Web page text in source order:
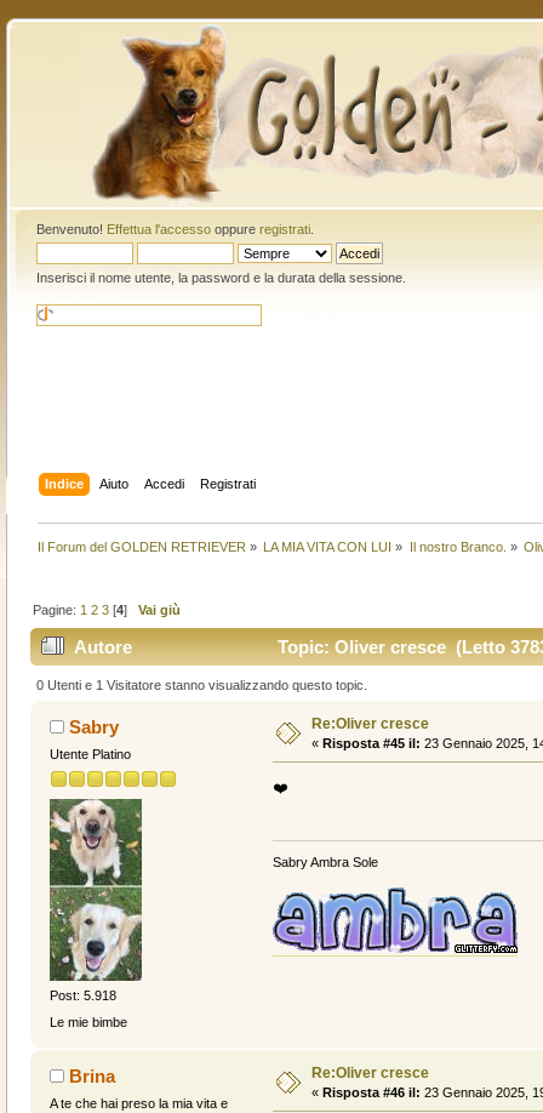
Benvenuto! Effettua l'accessooppure registrati.
Inserisci il nome utente, la password e la durata della sessione.
Indice Aiuto Accedi Registrati
Il Forum del GOLDEN RETRIEVER » LA MIA VITA CON LUI » Il nostro Branco. »
Pagine: 1 2 3 [4]Vai giù
Autore Topic: Oliver cresce (Letto
0 Utenti e 1 Visitatore stanno visualizzando questo topic.
Sabry
Utente Platino
Post: 5.918
Le mie bimbe
Re:Oliver cresce
« Risposta #45 il: 23 Gennaio 2025,
❤️
Sabry Ambra Sole
Brina
A te che hai preso la mia vita e
Re:Oliver cresce
« Risposta #46 il: 23 Gennaio 2025,